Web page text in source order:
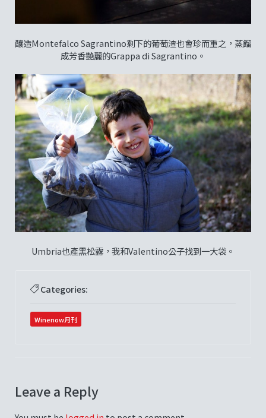
釀造Montefalco Sagrantino剩下的葡萄渣也會珍而重之，蒸餾
成芳香艷麗的Grappa di Sagrantino。
Umbria也產黑松露，我和Valentino公子找到一大袋。
Categories:
Winenow月刊
Leave a Reply